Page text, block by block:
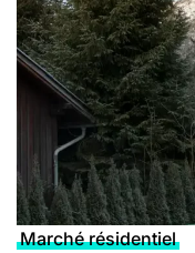
Marché résidentiel